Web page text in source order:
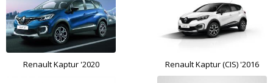
Renault Kaptur '2020 Renault Kaptur (CIS) '2016